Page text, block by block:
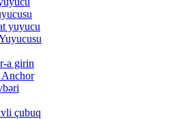
yuyucu
a girin
Anchor
çubuq